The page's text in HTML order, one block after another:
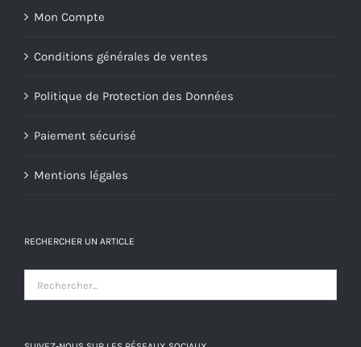
Mon Compte
Conditions générales de ventes
Politique de Protection des Données
Paiement sécurisé
Mentions légales
RECHERCHER UN ARTICLE